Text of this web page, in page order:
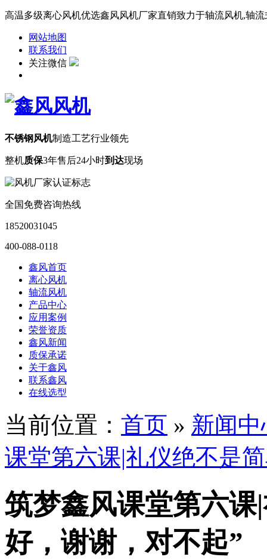
高温多级离心风机优选鑫风风机厂家直销致力于轴流风机,轴
网站地图
联系我们
关注微信
不锈钢风机制造工艺行业领先
整机质保3年售后24小时到达现场
全国免费咨询热线
18520031045
400-088-0118
鑫风首页
离心风机
轴流风机
产品中心
应用案例
荣誉资质
鑫风新闻
质保承诺
关于鑫风
联系鑫风
在线选型
当前位置： 首页 » 新闻中
课堂第六课|礼仪绝不是
筑梦鑫风课堂第六
好，谢谢，对不起”